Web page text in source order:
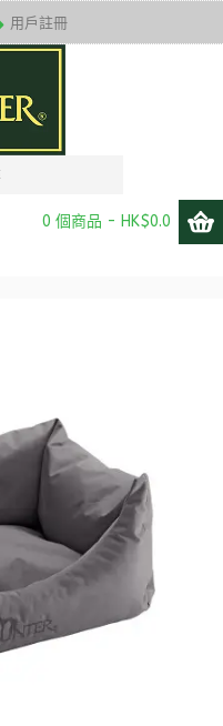
送貨條款
用戶註冊
0 個商品 - HK$0.0